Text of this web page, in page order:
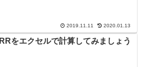
2019.11.11 2020.01.13
IRRをエクセルで計算してみましょう